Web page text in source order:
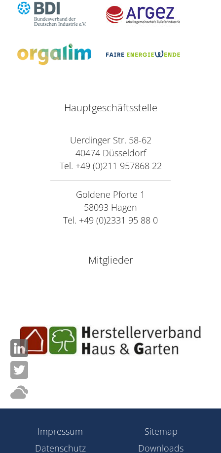
Hauptgeschäftsstelle
Uerdinger Str. 58-62
40474 Düsseldorf
Tel. +49 (0)211 957868 22
Goldene Pforte 1
58093 Hagen
Tel. +49 (0)2331 95 88 0
Mitglieder
Impressum
Sitemap
Downloads
Datenschutz